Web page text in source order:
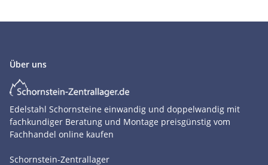
Über uns
Edelstahl Schornsteine einwandig und doppelwandig mit
fachkundiger Beratung und Montage preisgünstig vom
Fachhandel online kaufen
Schornstein-Zentrallager